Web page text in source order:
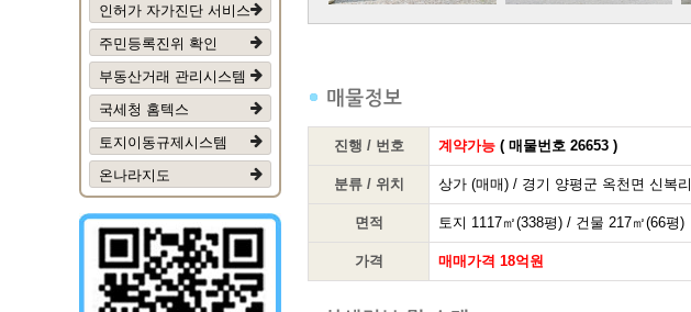
진행 / 번호 계약가능 ( 매물번호 26653 )
분류 / 위치 상가 (매매) / 경기 양평군 옥천면 신복리
면적 토지 1117㎡(338평) / 건물 217㎡(66평)
가격 매매가격 18억원
인허가 자가진단 서비스
주민등록진위 확인
부동산거래 관리시스템
국세청 홈텍스
토지이동규제시스템
온나라지도